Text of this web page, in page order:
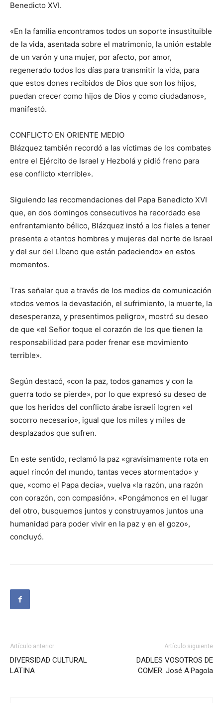
Benedicto XVI.
«En la familia encontramos todos un soporte insustituible
de la vida, asentada sobre el matrimonio, la unión estable
de un varón y una mujer, por afecto, por amor,
regenerado todos los días para transmitir la vida, para
que estos dones recibidos de Dios que son los hijos,
puedan crecer como hijos de Dios y como ciudadanos»,
manifestó.
CONFLICTO EN ORIENTE MEDIO
Blázquez también recordó a las víctimas de los combates
entre el Ejército de Israel y Hezbolá y pidió freno para
ese conflicto «terrible».
Siguiendo las recomendaciones del Papa Benedicto XVI
que, en dos domingos consecutivos ha recordado ese
enfrentamiento bélico, Blázquez instó a los fieles a tener
presente a «tantos hombres y mujeres del norte de Israel
y del sur del Líbano que están padeciendo» en estos
momentos.
Tras señalar que a través de los medios de comunicación
«todos vemos la devastación, el sufrimiento, la muerte, la
desesperanza, y presentimos peligro», mostró su deseo
de que «el Señor toque el corazón de los que tienen la
responsabilidad para poder frenar ese movimiento
terrible».
Según destacó, «con la paz, todos ganamos y con la
guerra todo se pierde», por lo que expresó su deseo de
que los heridos del conflicto árabe israelí logren «el
socorro necesario», igual que los miles y miles de
desplazados que sufren.
En este sentido, reclamó la paz «gravísimamente rota en
aquel rincón del mundo, tantas veces atormentado» y
que, «como el Papa decía», vuelva «la razón, una razón
con corazón, con compasión». «Pongámonos en el lugar
del otro, busquemos juntos y construyamos juntos una
humanidad para poder vivir en la paz y en el gozo»,
concluyó.
Artículo anterior
DIVERSIDAD CULTURAL
LATINA
Artículo siguiente
DADLES VOSOTROS DE
COMER. José A.Pagola